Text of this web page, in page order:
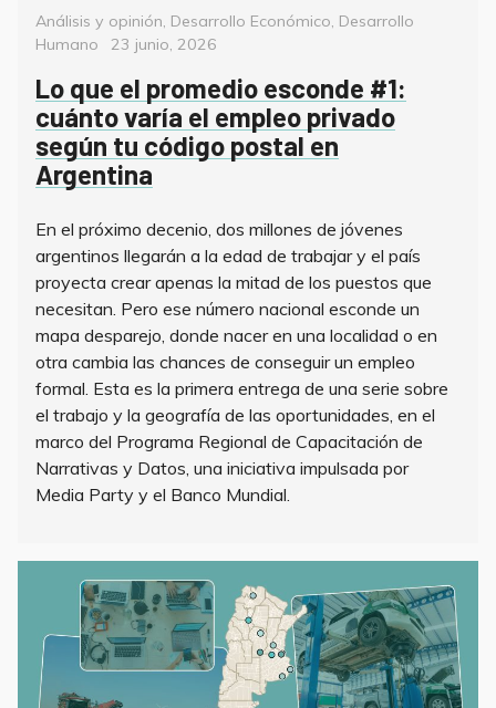
Categorías
Análisis y opinión, Desarrollo Económico, Desarrollo
Humano
Posted
23 junio, 2026
Lo que el promedio esconde #1:
cuánto varía el empleo privado
según tu código postal en
Argentina
En el próximo decenio, dos millones de jóvenes
argentinos llegarán a la edad de trabajar y el país
proyecta crear apenas la mitad de los puestos que
necesitan. Pero ese número nacional esconde un
mapa desparejo, donde nacer en una localidad o en
otra cambia las chances de conseguir un empleo
formal. Esta es la primera entrega de una serie sobre
el trabajo y la geografía de las oportunidades, en el
marco del Programa Regional de Capacitación de
Narrativas y Datos, una iniciativa impulsada por
Media Party y el Banco Mundial.